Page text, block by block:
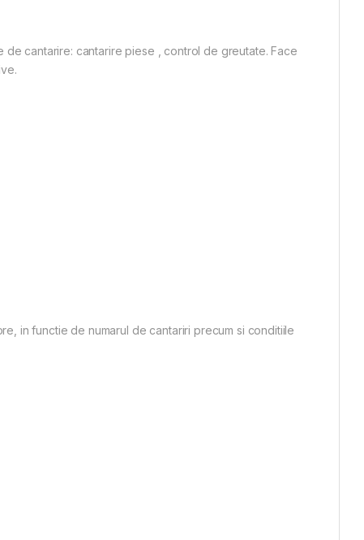
cantarire: cantarire piese , control de greutate. Face
in functie de numarul de cantariri precum si conditiile